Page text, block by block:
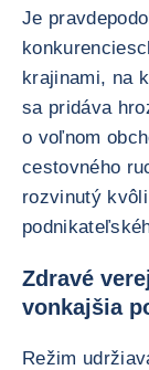
Je
krajinami, na
sa pridáva
o voľnom
cestovného
rozvinutý
Zdravé
vonkajšia
Režim